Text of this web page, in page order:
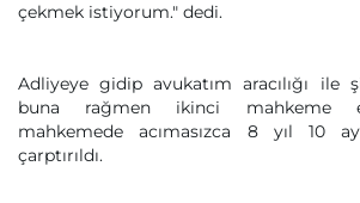
çekmek istiyorum." dedi.
Adliyeye gidip avukatım aracılığı ile
buna rağmen ikinci mahkeme
mahkemede acımasızca 8 yıl 10
çarptırıldı.